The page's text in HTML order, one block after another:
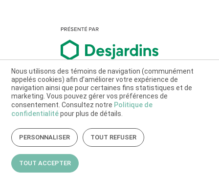
Nous utilisons des témoins de navigation (communément
appelés cookies) afin d’améliorer votre expérience de
navigation ainsi que pour certaines fins statistiques et de
marketing. Vous pouvez gérer vos préférences de
consentement. Consultez notre Politique de
confidentialitépour plus de détails.
PERSONNALISER TOUT REFUSER
TOUT ACCEPTER